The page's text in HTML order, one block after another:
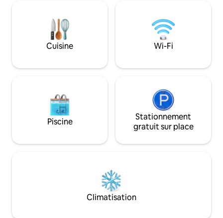
sur le salon, vous propose un espace à
vivre idéal pour apprécier le copieux
petit - déjeuner.
sécurisé.
Supplément
granulés poêle.
Cuisine Wi-Fi
Piscine
Stationnement
gratuit sur place
Climatisation